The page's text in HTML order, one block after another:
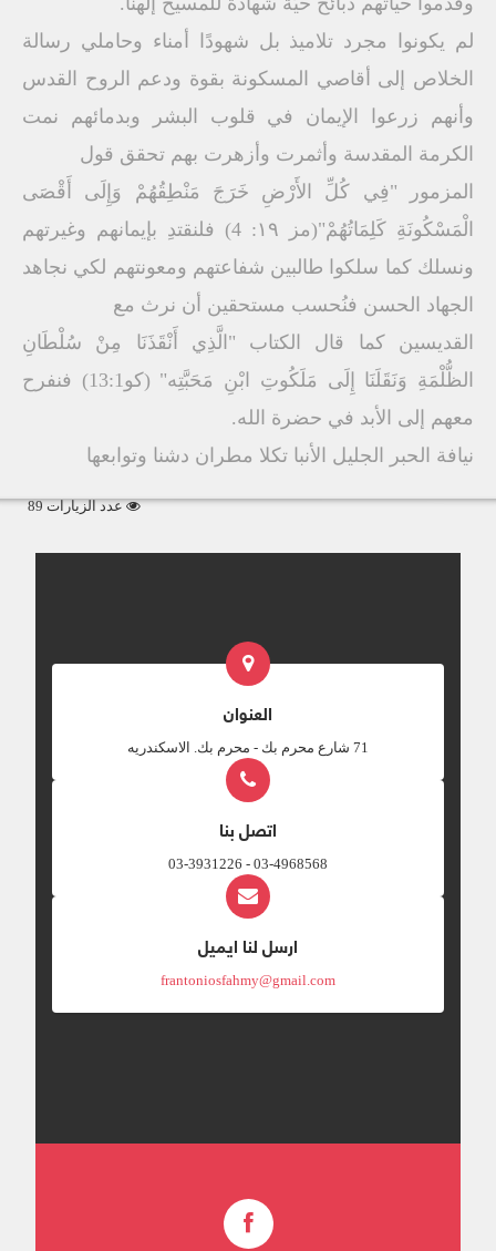
لم یكونوا مجرد تلامیذ بل شھودًا أمناء وحاملي رسالة
الخلاص إلى أقاصي المسكونة بقوة ودعم الروح القدس
وأنھم زرعوا الإیمان في قلوب البشر وبدمائھم نمت
الكرمة المقدسة وأثمرت وأزھرت بھم تحقق قول
المزمور "فِي كُلِّ الأَرْضِ خَرَجَ مَنْطِقُھُمْ وَإِلَى أَقْصَى
الْمَسْكُونَةِ كَلِمَاتُھُمْ"(مز ۱۹: 4) فلنقتدِ بإیمانھم وغیرتھم
ونسلك كما سلكوا طالبین شفاعتھم ومعونتھم لكي نجاھد
الجھاد الحسن فنُحسب مستحقین أن نرث مع
القدیسین كما قال الكتاب "الَّذِي أَنْقَذَنَا مِنْ سُلْطَانِ
الظُّلْمَةِ وَنَقَلَنَا إِلَى مَلَكُوتِ ابْنِ مَحَبَّتِه" (كو13:1) فنفرح
معھم إلى الأبد في حضرة الله.
نيافة الحبر الجليل الأنبا تكلا مطران دشنا وتوابعها
عدد الزيارات 89
العنوان
‎71 شارع محرم بك - محرم بك. الاسكندريه
اتصل بنا
03-4968568 - 03-3931226
ارسل لنا ايميل
frantoniosfahmy@gmail.com